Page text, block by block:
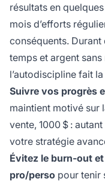
résultats en
mois d’efforts
conséquents.
temps et argent sans
l’autodiscipline fait
Suivre vos progrès
maintient motivé sur
vente, 1000 $ :
votre stratégie
Évitez le burn-out
pro/perso pour tenir